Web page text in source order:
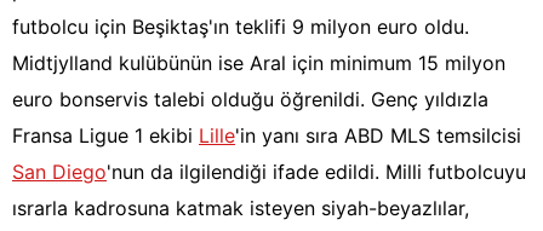
futbolcu için Beşiktaş'ın teklifi 9 milyon euro oldu.
Midtjylland kulübünün ise Aral için minimum 15 milyon
euro bonservis talebi olduğu öğrenildi. Genç yıldızla
Fransa Ligue 1 ekibi Lille'in yanı sıra ABD MLS temsilcisi
San Diego'nun da ilgilendiği ifade edildi. Milli futbolcuyu
ısrarla kadrosuna katmak isteyen siyah-beyazlılar,